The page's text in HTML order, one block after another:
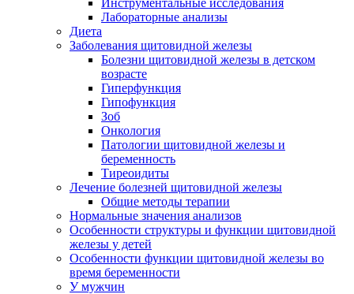
Инструментальные исследования
Лабораторные анализы
Диета
Заболевания щитовидной железы
Болезни щитовидной железы в детском
возрасте
Гиперфункция
Гипофункция
Зоб
Онкология
Патологии щитовидной железы и
беременность
Тиреоидиты
Лечение болезней щитовидной железы
Общие методы терапии
Нормальные значения анализов
Особенности структуры и функции щитовидной
железы у детей
Особенности функции щитовидной железы во
время беременности
У мужчин